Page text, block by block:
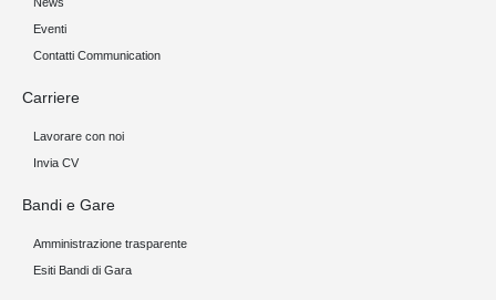
Eventi
Contatti Communication
Carriere
Lavorare con noi
Invia CV
Bandi e Gare
Amministrazione trasparente
Esiti Bandi di Gara